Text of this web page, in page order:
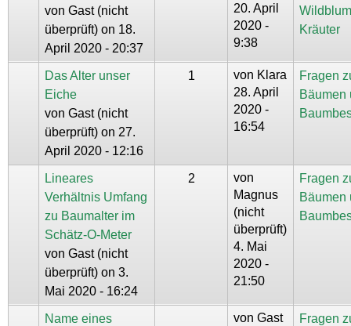
von Gast (nicht
überprüft) on 18.
April 2020 - 20:37
20. April
2020 -
9:38
Kräuter
Das Alter unser
Eiche
von Gast (nicht
überprüft) on 27.
April 2020 - 12:16
1 von Klara
28. April
2020 -
16:54
Fragen
Bäumen
Lineares
Verhältnis Umfang
zu Baumalter im
Schätz-O-Meter
von Gast (nicht
überprüft) on 3.
Mai 2020 - 16:24
2
von
Magnus
(nicht
überprüft)
4. Mai
2020 -
21:50
Fragen
Bäumen
Name eines
von Gast
Fragen